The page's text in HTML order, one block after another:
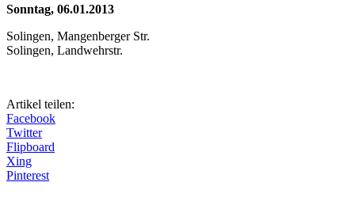
Sonntag, 06.01.2013
Solingen, Mangenberger Str.
Solingen, Landwehrstr.
Artikel teilen:
Facebook
Twitter
Flipboard
Xing
Pinterest